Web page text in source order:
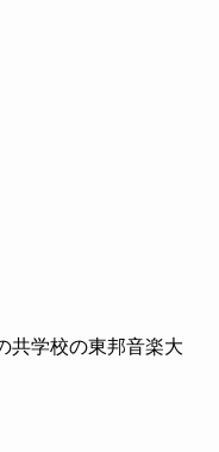
共学校の東邦音楽大